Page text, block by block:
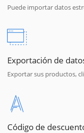
Puede importar datos
Exportación de
Exportar sus productos,
Código de